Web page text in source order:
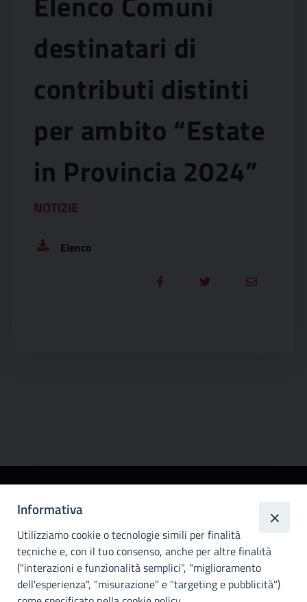
destinatari di
contributi distinti
per ambito “Estate
in Provincia 2024”
NOTIZIE
Elenco
metropolitana di
Palermo
Info e contatti
Città Metropoliitana di Palermo
Via Maqueda, 100 - 90134 - Palermo
Informativa
Utilizziamo cookie o tecnologie simili per finalità
tecniche e, con il tuo consenso, anche per altre finalità
("interazioni e funzionalità semplici", "miglioramento
dell'esperienza", "misurazione" e "targeting e pubblicità")